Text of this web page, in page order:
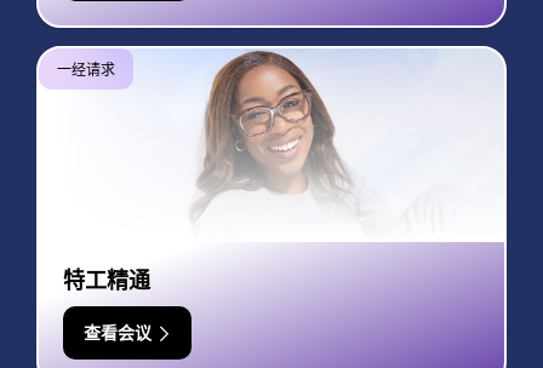
一经请求
特工精通
查看会议